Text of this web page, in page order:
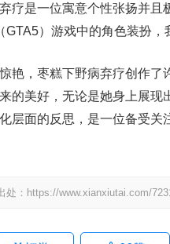
疗是一位寓意个性张扬并
）游戏中的角色装扮，
艳，枣糕下野病弃疗创作了
的美好，无论是她身上展现
层面的反思，是一位备受
：https://www.xianxiutai.com/